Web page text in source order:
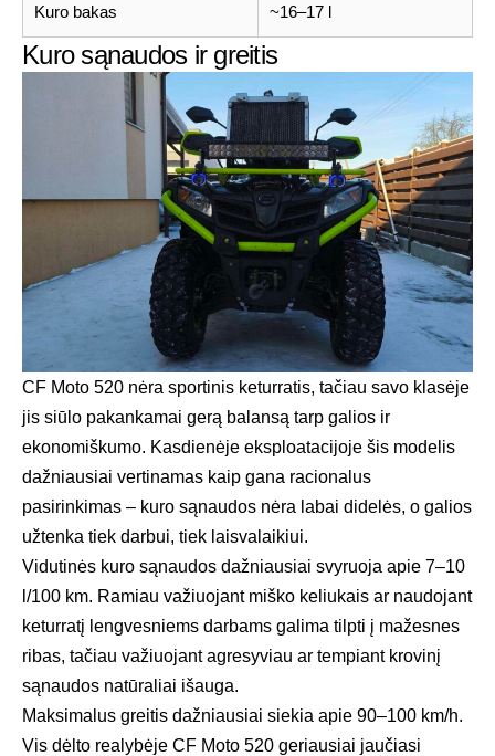
Kuro bakas ~16–17 l
Kuro sąnaudos ir greitis
CF Moto 520 nėra sportinis keturratis, tačiau savo klasėje
jis siūlo pakankamai gerą balansą tarp galios ir
ekonomiškumo. Kasdienėje eksploatacijoje šis modelis
dažniausiai vertinamas kaip gana racionalus
pasirinkimas – kuro sąnaudos nėra labai didelės, o galios
užtenka tiek darbui, tiek laisvalaikiui.
Vidutinės kuro sąnaudos dažniausiai svyruoja apie 7–10
l/100 km. Ramiau važiuojant miško keliukais ar naudojant
keturratį lengvesniems darbams galima tilpti į mažesnes
ribas, tačiau važiuojant agresyviau ar tempiant krovinį
sąnaudos natūraliai išauga.
Maksimalus greitis dažniausiai siekia apie 90–100 km/h.
Vis dėlto realybėje CF Moto 520 geriausiai jaučiasi